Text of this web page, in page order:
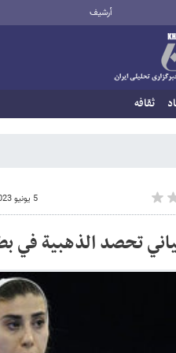
أرشيف
ثقافه
5 يونيو 2023 - 12:52
تحصد الذهبية في